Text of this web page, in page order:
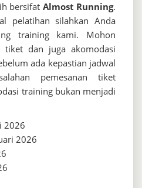
bersifat Almost Running.
pelatihan silahkan Anda
training kami. Mohon
dan juga akomodasi
ada kepastian jadwal
pemesanan tiket
training bukan menjadi
2026
2026